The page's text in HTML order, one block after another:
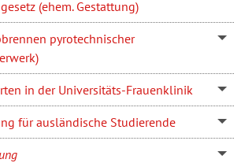
(ehem. Gestattung)
pyrotechnischer
in der Universitäts-Frauenklinik
für ausländische Studierende